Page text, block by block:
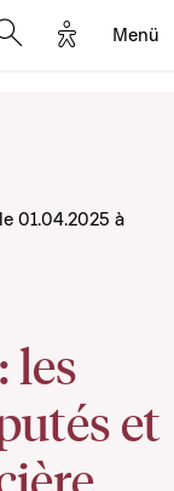
Options
Menü
les
et
01.04.2025 à